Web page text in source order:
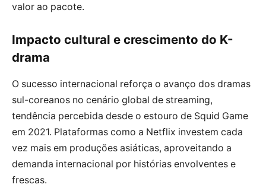
valor ao pacote.
Impacto cultural e crescimento do K-
drama
O sucesso internacional reforça o avanço dos dramas
sul-coreanos no cenário global de streaming,
tendência percebida desde o estouro de Squid Game
em 2021. Plataformas como a Netflix investem cada
vez mais em produções asiáticas, aproveitando a
demanda internacional por histórias envolventes e
frescas.